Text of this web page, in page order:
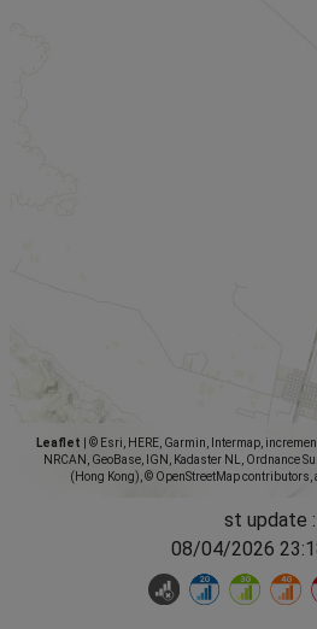
Leaflet
© Esri, HERE, Garmin, Intermap,
NRCAN, GeoBase, IGN, Kadaster NL, Ordnance
(Hong Kong), © OpenStreetMap contributors,
st update :
08/04/2026